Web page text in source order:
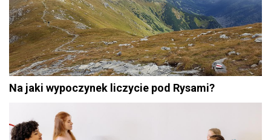
Na jaki wypoczynek liczycie pod Rysami?